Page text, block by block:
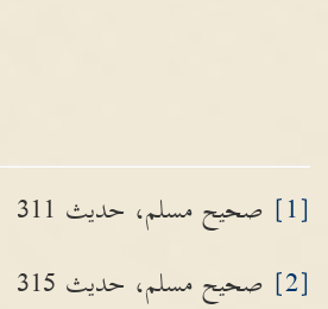
[1]
صحيح مسلم، حديث 311
[2]
صحيح مسلم، حديث 315